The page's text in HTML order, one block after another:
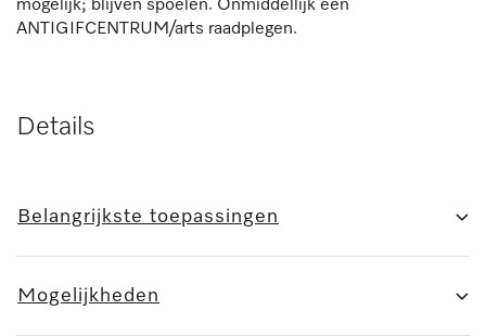
mogelijk; blijven spoelen. Onmiddellijk een
ANTIGIFCENTRUM/arts raadplegen.
Details
Belangrijkste toepassingen
Mogelijkheden